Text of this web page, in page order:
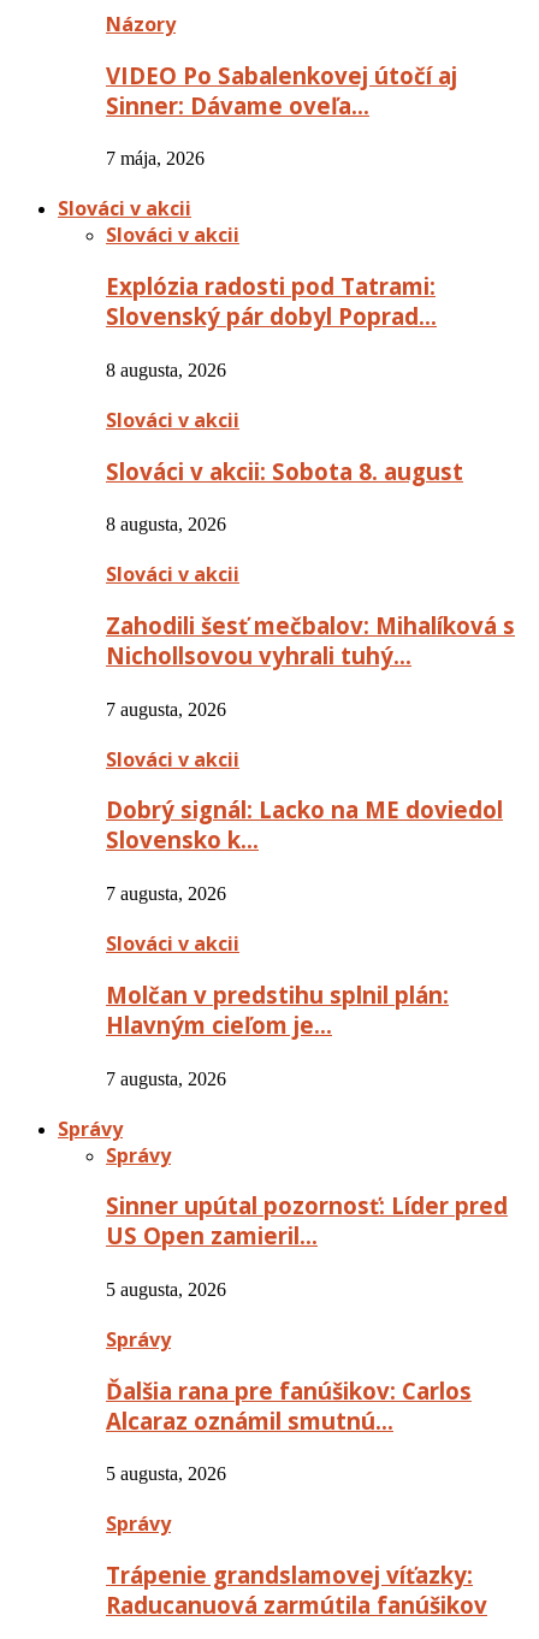
Názory
VIDEO Po Sabalenkovej útočí aj
Sinner: Dávame oveľa…
7 mája, 2026
Slováci v akcii
Slováci v akcii
Explózia radosti pod Tatrami:
Slovenský pár dobyl Poprad…
8 augusta, 2026
Slováci v akcii
Slováci v akcii: Sobota 8. august
8 augusta, 2026
Slováci v akcii
Zahodili šesť mečbalov: Mihalíková s
Nichollsovou vyhrali tuhý…
7 augusta, 2026
Slováci v akcii
Dobrý signál: Lacko na ME doviedol
Slovensko k…
7 augusta, 2026
Slováci v akcii
Molčan v predstihu splnil plán:
Hlavným cieľom je…
7 augusta, 2026
Správy
Správy
Sinner upútal pozornosť: Líder pred
US Open zamieril…
5 augusta, 2026
Správy
Ďalšia rana pre fanúšikov: Carlos
Alcaraz oznámil smutnú…
5 augusta, 2026
Správy
Trápenie grandslamovej víťazky:
Raducanuová zarmútila fanúšikov